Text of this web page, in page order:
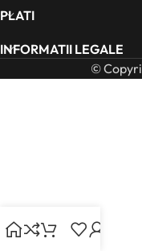
PLATI
INFORMATII LEGALE
©